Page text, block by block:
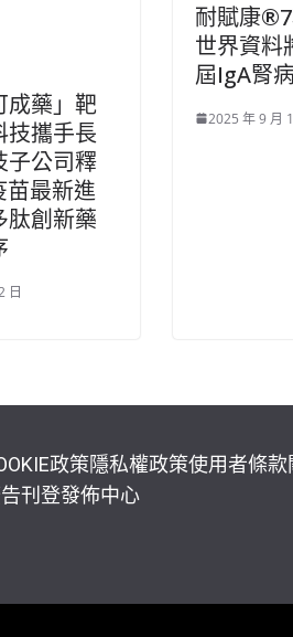
成藥」靶
技攜手長
子公司釋
苗最新進
肽創新藥
日
耐賦康
世界資料
屆IgA腎
2025 年 9 月
政策隱私權政策使用者條款
刊登發佈中心